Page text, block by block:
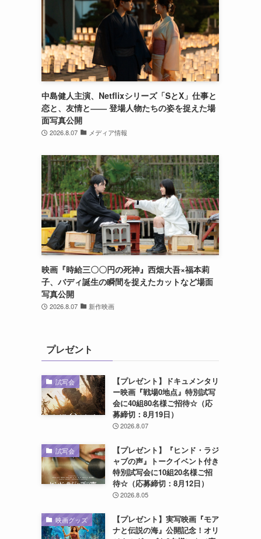
中島健人主演、Netflixシリーズ「SとX」仕事と
恋と、友情と―― 登場人物たちの姿を捉えた場
面写真公開
2026.8.07 メディア情報
映画『時給三〇〇円の死神』西畑大吾×福本莉
子、バディ誕生の瞬間を捉えたカットなど場面
写真公開
2026.8.07 新作映画
プレゼント
試写会
【プレゼント】ドキュメンタリ
ー映画『戦場0地点』特別試写
会に40組80名様ご招待☆（応
募締切：8月19日）
2026.8.07
試写会
【プレゼント】『ヒンド・ラジ
ャブの声』トークイベント付き
特別試写会に10組20名様ご招
待☆（応募締切：8月12日）
2026.8.05
映画グッズ
【プレゼント】実写映画『モア
ナと伝説の海』公開記念！オリ